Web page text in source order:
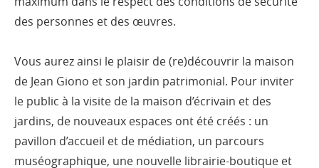
des personnes et des œuvres.
Vous aurez ainsi le plaisir de (re)découvrir la maison
de Jean Giono et son jardin patrimonial. Pour inviter
le public à la visite de la maison d’écrivain et des
jardins, de nouveaux espaces ont été créés : un
pavillon d’accueil et de médiation, un parcours
muséographique, une nouvelle librairie-boutique et